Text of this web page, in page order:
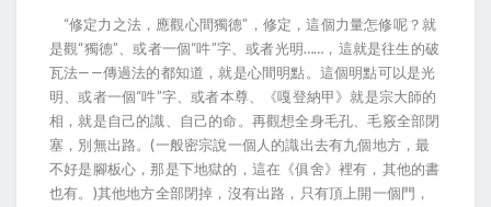
“修定力之法，應觀心間獨德”，修定，這個力量怎修呢？就
是觀“獨德”、或者一個“吽”字、或者光明……，這就是往生的破
瓦法——傳過法的都知道，就是心間明點。這個明點可以是光
明、或者一個“吽”字、或者本尊、《嘎登納甲》就是宗大師的
相，就是自己的識、自己的命。再觀想全身毛孔、毛竅全部閉
塞，別無出路。(一般密宗說一個人的識出去有九個地方，最
不好是腳板心，那是下地獄的，這在《俱舍》裡有，其他的書
也有。)其他地方全部閉掉，沒有出路，只有頂上開一個門，